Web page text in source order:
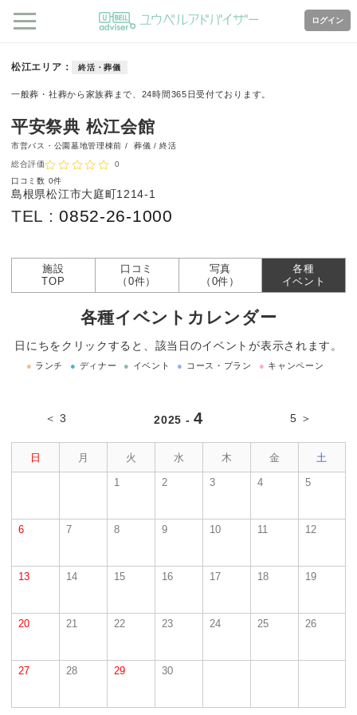
ログイン
松江エリア 終活・葬儀
一般葬・社葬から家族葬まで、24時間365日受付ております。
平安祭典 松江会館
市営バス・公園墓地管理棟前 / 葬儀 / 終活
総合評価
0
口コミ数 0件
島根県松江市大庭町1214-1
TEL :0852-26-1000
施設
TOP
口コミ
（0件）
写真
（0件）
各種
イベント
各種イベントカレンダー
日にちをクリックすると、該当日のイベントが表示されます。
● ランチ ● ディナー ● イベント ● コース・プラン ● キャンペーン
＜ 3 2025 -4 5 ＞
日 月 火 水 木 金 土
1 2 3 4 5
6 7 8 9 10 11 12
13 14 15 16 17 18 19
20 21 22 23 24 25 26
27 28 29 30